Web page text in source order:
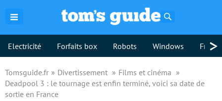
Electricité Forfaits box Robots Windows >
Tomsguide.fr Divertissement
Films et cinéma
Deadpool 3 : le tournage est enfin terminé, voici sa date de
sortie en France